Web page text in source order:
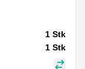
1 Stk
1 Stk